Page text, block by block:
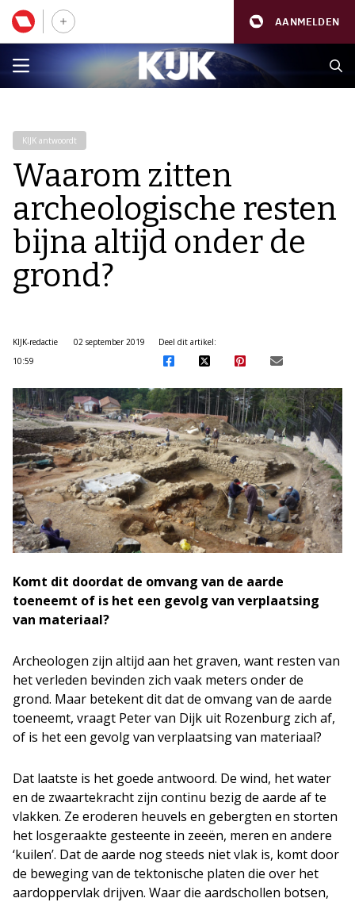
AANMELDEN
KIJK antwoordt
Waarom zitten
archeologische resten
bijna altijd onder de
grond?
KIJK-redactie
02 september 2019
10:59
Deel dit artikel:
Komt dit doordat de omvang van de aarde
toeneemt of is het een gevolg van verplaatsing
van materiaal?
Archeologen zijn altijd aan het graven, want resten van
het verleden bevinden zich vaak meters onder de
grond. Maar betekent dit dat de omvang van de aarde
toeneemt, vraagt Peter van Dijk uit Rozenburg zich af,
of is het een gevolg van verplaatsing van materiaal?
Dat laatste is het goede antwoord. De wind, het water
en de zwaartekracht zijn continu bezig de aarde af te
vlakken. Ze eroderen heuvels en gebergten en storten
het losgeraakte gesteente in zeeën, meren en andere
‘kuilen’. Dat de aarde nog steeds niet vlak is, komt door
de beweging van de tektonische platen die over het
aardoppervlak drijven. Waar die aardschollen botsen,